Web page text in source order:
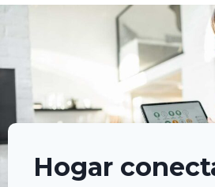
Hogar